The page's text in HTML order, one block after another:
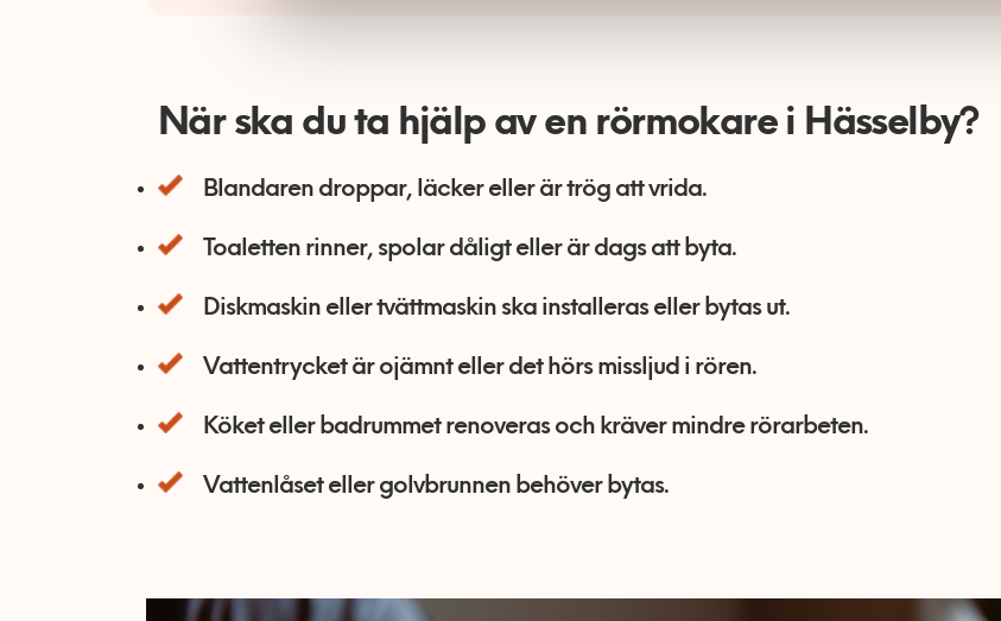
När ska du ta hjälp av en rörmokare i Hässelby?
Blandaren droppar, läcker eller är trög att vrida.
Toaletten rinner, spolar dåligt eller är dags att byta.
Diskmaskin eller tvättmaskin ska installeras eller bytas ut.
Vattentrycket är ojämnt eller det hörs missljud i rören.
Köket eller badrummet renoveras och kräver mindre rörarbeten.
Vattenlåset eller golvbrunnen behöver bytas.